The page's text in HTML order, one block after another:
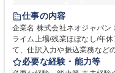
未経験者歓迎
完全週休2日制
交通費支給
寮・社宅あり
仕事の内容
企業名 株式会社ネオジャパン 求人名 未経験歓迎【経理/みなとみらい】プ
ライム上場/残業ほぼなし/年休123日 仕事の内容 経理部門メ
て、仕訳入力や振込業務など
力・確認業務からスタートし
必要な経験・能力等